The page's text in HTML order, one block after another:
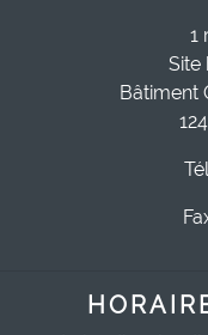
1
Site
Bâtiment